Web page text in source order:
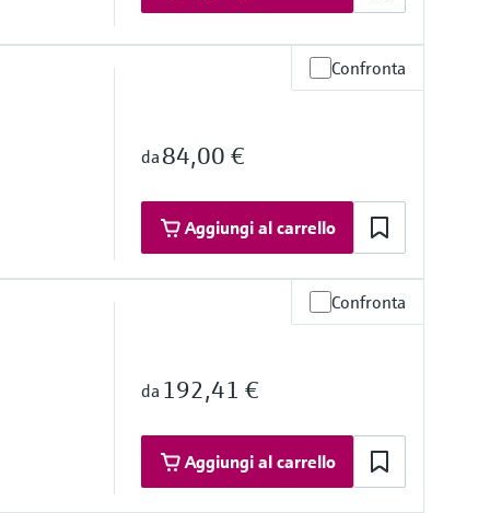
(mm)
Confronta
da 84,00 €
Aggiungi al carrello
(mm)
Confronta
da 192,41 €
Aggiungi al carrello